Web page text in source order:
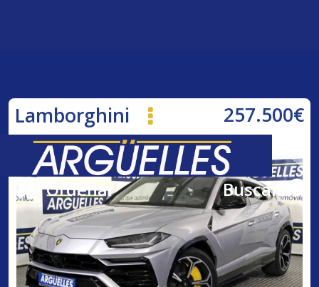
Ordenar Buscar
Lamborghini 257.500€
Urus 650cv AUT